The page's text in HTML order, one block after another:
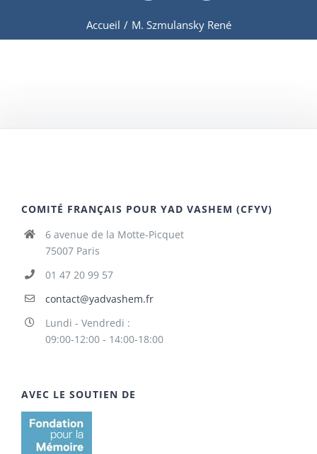
Accueil / M. Szmulansky René
COMITÉ FRANÇAIS POUR YAD VASHEM (CFYV)
6 avenue de la Motte-Picquet
75007 Paris
01 47 20 99 57
contact@yadvashem.fr
Lundi - Vendredi :
09:00-12:00 - 14:00-18:00
AVEC LE SOUTIEN DE